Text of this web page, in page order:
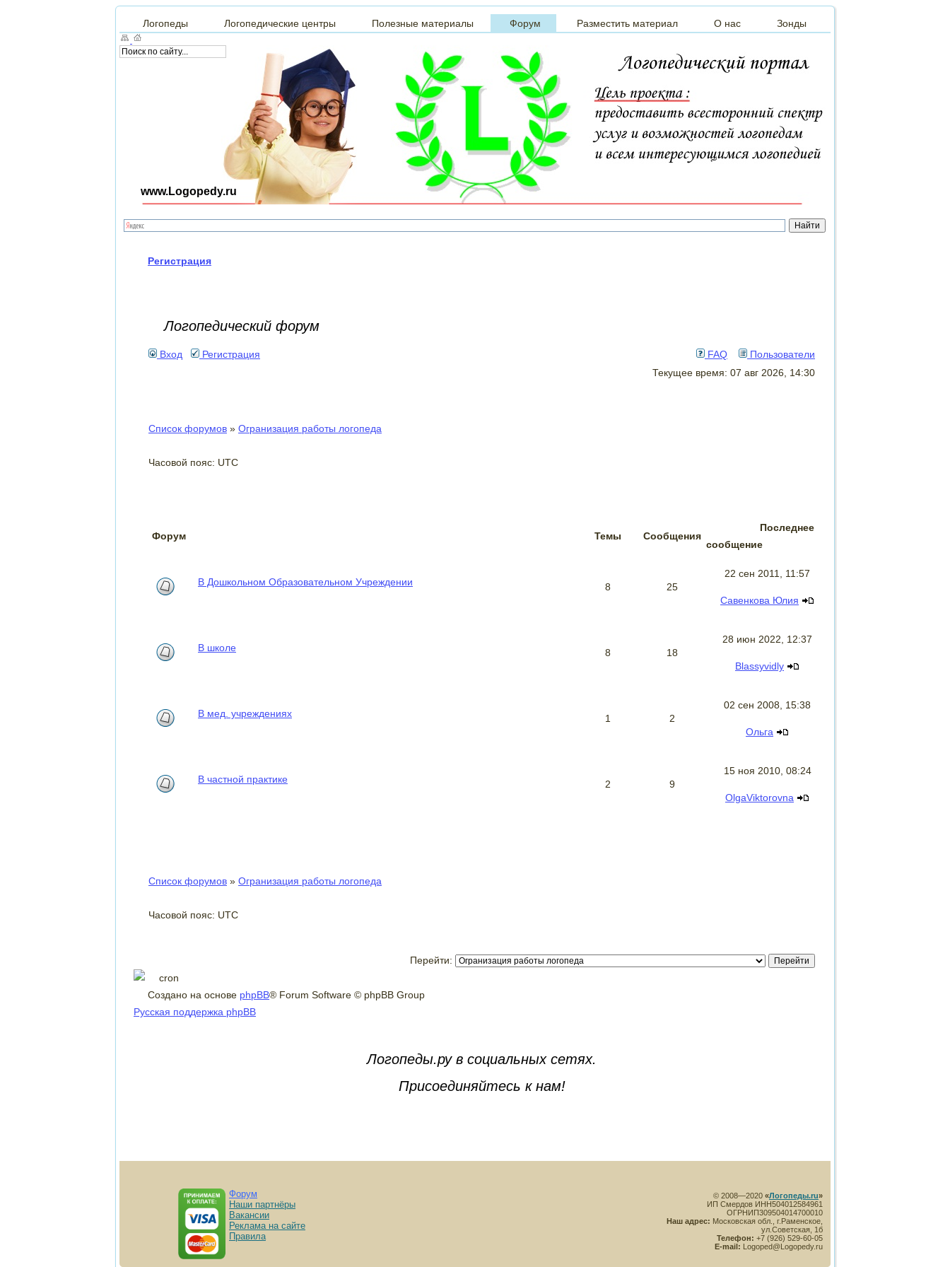
Логопеды Логопедические центры Полезные материалы Форум Разместить материал О нас Зонды
www.Logopedy.ru
Регистрация
Логопедический форум
Вход Регистрация FAQ
Пользователи
Текущее время: 07 авг 2026, 14:30
Список форумов » Огранизация работы логопеда
Часовой пояс: UTC
Форум Темы Сообщения
Последнее
сообщение
В Дошкольном Образовательном Учреждении 8 25
22 сен 2011, 11:57
Савенкова Юлия
В школе 8 18
28 июн 2022, 12:37
Blassyvidly
В мед. учреждениях 1 2
02 сен 2008, 15:38
Ольга
В частной практике 2 9
15 ноя 2010, 08:24
OlgaViktorovna
Список форумов » Огранизация работы логопеда
Часовой пояс: UTC
Перейти:
Создано на основе phpBB® Forum Software © phpBB Group
Русская поддержка phpBB
Логопеды.ру в социальных сетях.
Присоединяйтесь к нам!
Форум
Наши партнёры
Вакансии
Реклама на сайте
Правила
© 2008—2020 «Логопеды.ru»
ИП Смердов ИНН504012584961
ОГРНИП309504014700010
Наш адрес: Московская обл., г.Раменское,
ул.Советская, 1б
Телефон: +7 (926) 529-60-05
E-mail: Logoped@Logopedy.ru